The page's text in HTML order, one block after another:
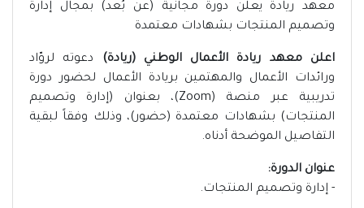
معهد ريادة يعلن دورة مجانية (عن بُعد) بمجال إدارة
وتصميم المنتجات بشهادات معتمدة
اعلن معهد ريادة الأعمال الوطني (ريادة) دعوته لروّاد
ورائدات الأعمال والمهتمين بريادة الأعمال لحضور دورة
تدريبية عبر منصة (Zoom)، بعنوان (إدارة وتصميم
المنتجات) بشهادات معتمدة (حضور)، وذلك وفقاً لبقية
التفاصيل الموضحة أدناه.
عنوان الدورة:
- إدارة وتصميم المنتجات.